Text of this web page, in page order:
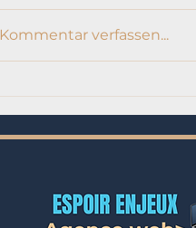
Wie wählen Sie die richtige
Technologie für Ihre
(WordPress, Laravel usw.)?
Kommentar verfassen...